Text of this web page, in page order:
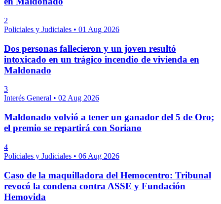
2
Policiales y Judiciales • 01 Aug 2026
Dos personas fallecieron y un joven resultó
intoxicado en un trágico incendio de vivienda en
Maldonado
3
Interés General • 02 Aug 2026
Maldonado volvió a tener un ganador del 5 de Oro;
el premio se repartirá con Soriano
4
Policiales y Judiciales • 06 Aug 2026
Caso de la maquilladora del Hemocentro: Tribunal
revocó la condena contra ASSE y Fundación
Hemovida